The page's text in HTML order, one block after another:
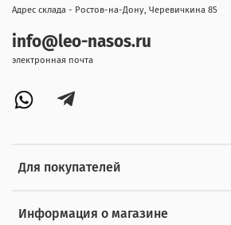
Для покупателей
Информация о магазине
Адрес склада - Ростов-на-Дону, Черевичкина 85
info@leo-nasos.ru
электронная почта